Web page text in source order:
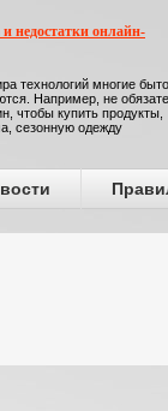
недостатки онлайн-
технологий многие
Например, не
чтобы купить продукты,
сезонную одежду